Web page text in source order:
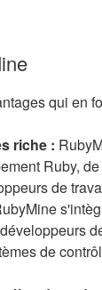
qui en
riche :
Ruby,
de
de